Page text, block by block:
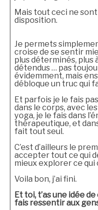
Mais tout ceci ne sont
disposition.
Je permets
croise de se sentir
plus déterminés, plus
détendus … pas
évidemment, mais
débloque un truc qui
Et parfois je le fais
dans le corps, avec
yoga, je le fais dans
thérapeutique, et
fait tout seul.
C’est d’ailleurs le
accepter tout ce qui
mieux explorer ce qui
Voila bon, j’ai fini.
Et toi, t’as une idée
fais ressentir aux